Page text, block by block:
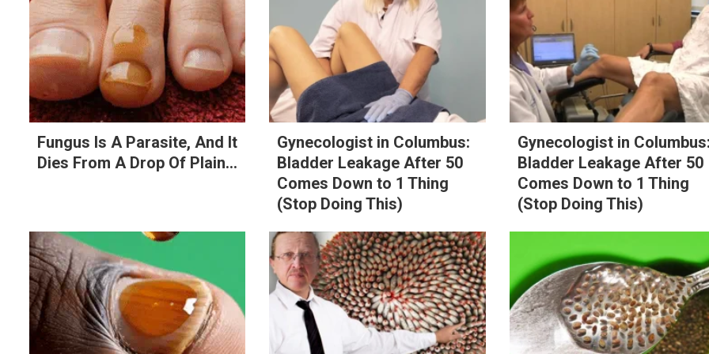
Fungus Is A Parasite, And It
Dies From A Drop Of Plain...
Gynecologist in Columbus:
Bladder Leakage After 50
Comes Down to 1 Thing
(Stop Doing This)
Gynecologist in
Bladder Leakage After 50
Comes Down to 1 Thing
(Stop Doing This)